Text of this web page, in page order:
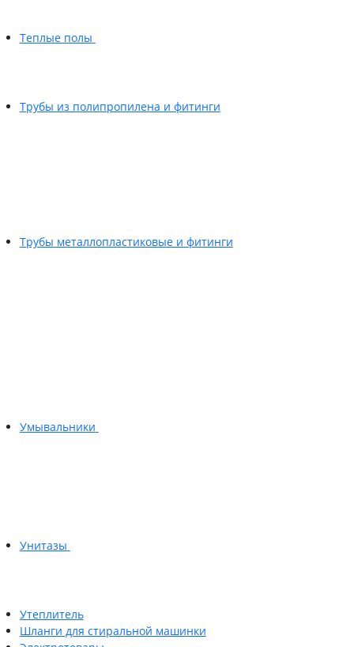
Теплые полы
Трубы из полипропилена и фитинги
Трубы металлопластиковые и фитинги
Умывальники
Унитазы
Утеплитель
Шланги для стиральной машинки